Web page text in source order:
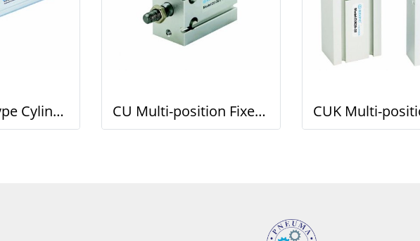
MPG Panel Type Cylinder CU Multi-position Fixed Cylinder